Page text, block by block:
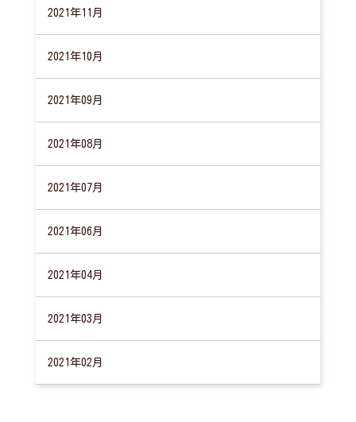
2021年11月
2021年10月
2021年09月
2021年08月
2021年07月
2021年06月
2021年04月
2021年03月
2021年02月